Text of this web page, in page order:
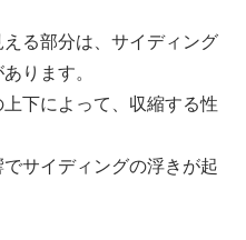
る部分は、サイディング
ります。
下によって、収縮する性
サイディングの浮きが起